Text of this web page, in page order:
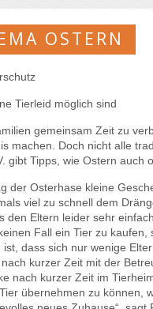
OSTERN
Tierleid möglich sind
gemeinsam Zeit zu
machen. Doch nicht alle
gibt Tipps, wie Ostern
der Osterhase kleine
viel zu schnell dem
den Eltern leider sehr
Fall ein Tier zu
dass sich nur wenige
kurzer Zeit mit der
nach kurzer Zeit im
übernehmen zu können,